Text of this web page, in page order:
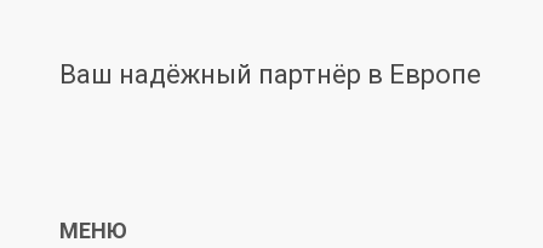
Ваш надёжный партнёр в Европе
МЕНЮ